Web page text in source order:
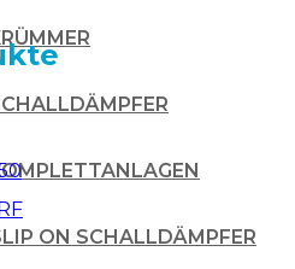
ON SCHALLDÄMPFER